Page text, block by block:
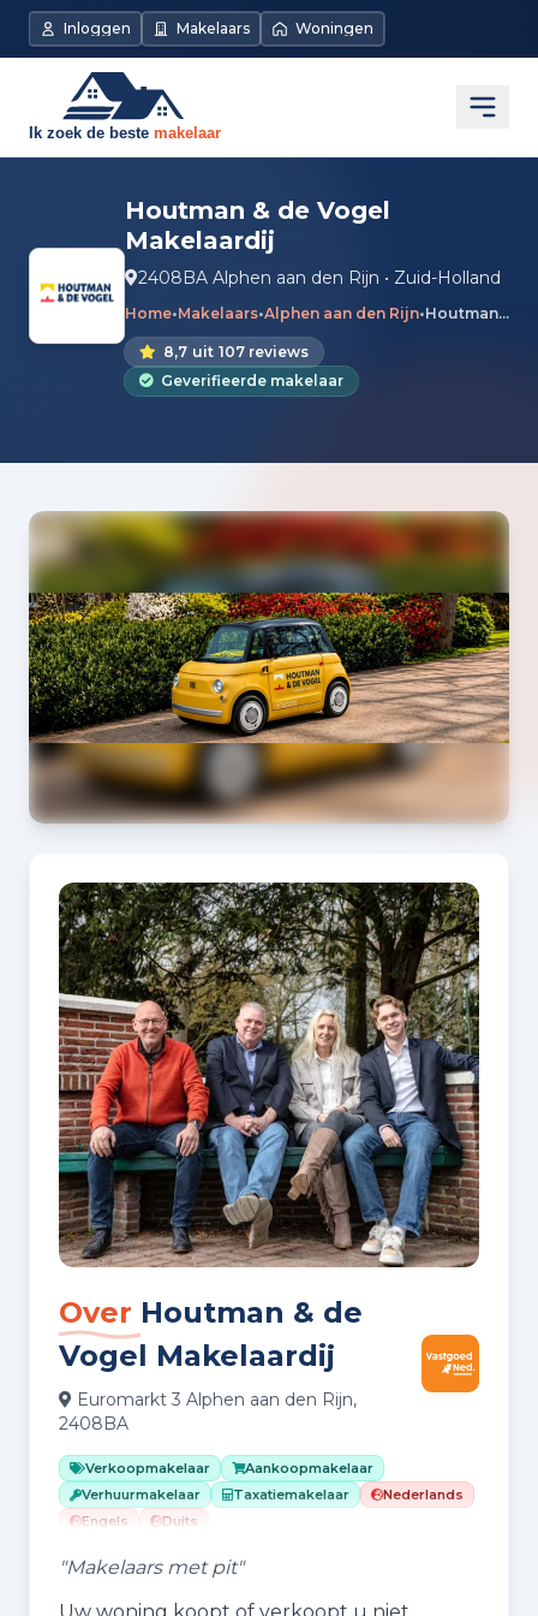
Inloggen Makelaars Woningen
Houtman & de Vogel
Makelaardij
2408BA Alphen aan den Rijn • Zuid-Holland
Home•Makelaars•Alphen aan den Rijn• Houtman & de Vogel Makelaardij
8,7 uit 107 reviews
Geverifieerde makelaar
Over Houtman & de
Vogel Makelaardij
Euromarkt 3 Alphen aan den Rijn,
2408BA
Verkoopmakelaar
Aankoopmakelaar
Verhuurmakelaar
Taxatiemakelaar
Nederlands
Engels
Duits
"Makelaars met pit"